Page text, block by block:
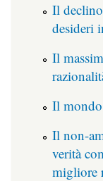
Il
desideri
Il
Il mondo
Il non-
verità
migliore